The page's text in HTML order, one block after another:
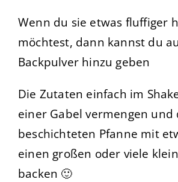
Wenn du sie etwas fluffiger
möchtest, dann kannst du
Backpulver hinzu geben
Die Zutaten einfach im
einer Gabel vermengen
beschichteten Pfanne mit
einen großen oder viele
backen 🙂